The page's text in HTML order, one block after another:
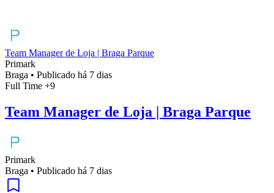
Team Manager de Loja | Braga Parque
Primark
Braga • Publicado há 7 dias
Full Time +9
Team Manager de Loja | Braga Parque
Primark
Braga • Publicado há 7 dias